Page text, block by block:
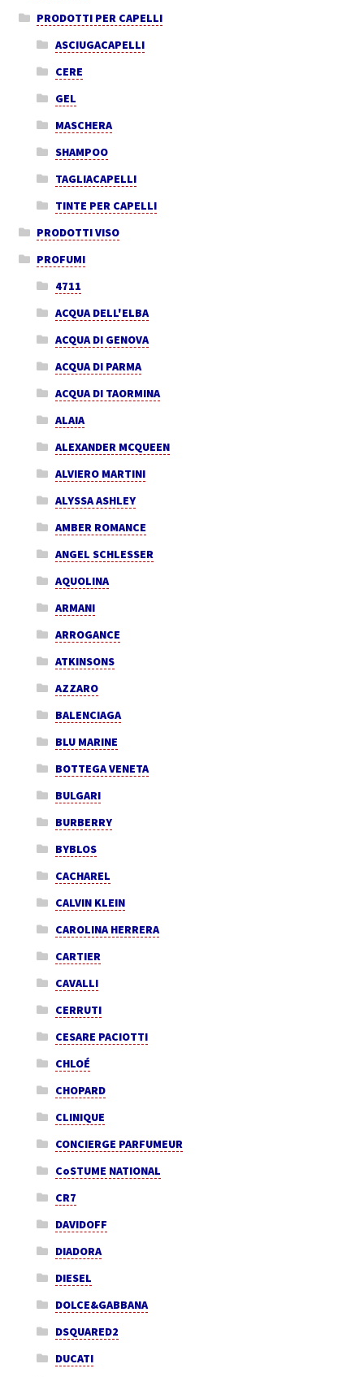
PRODOTTI PER CAPELLI
ASCIUGACAPELLI
CERE
GEL
MASCHERA
SHAMPOO
TAGLIACAPELLI
TINTE PER CAPELLI
PRODOTTI VISO
PROFUMI
4711
ACQUA DELL'ELBA
ACQUA DI GENOVA
ACQUA DI PARMA
ACQUA DI TAORMINA
ALAIA
ALEXANDER MCQUEEN
ALVIERO MARTINI
ALYSSA ASHLEY
AMBER ROMANCE
ANGEL SCHLESSER
AQUOLINA
ARMANI
ARROGANCE
ATKINSONS
AZZARO
BALENCIAGA
BLU MARINE
BOTTEGA VENETA
BULGARI
BURBERRY
BYBLOS
CACHAREL
CALVIN KLEIN
CAROLINA HERRERA
CARTIER
CAVALLI
CERRUTI
CESARE PACIOTTI
CHLOÉ
CHOPARD
CLINIQUE
CONCIERGE PARFUMEUR
CoSTUME NATIONAL
CR7
DAVIDOFF
DIADORA
DIESEL
DOLCE&GABBANA
DSQUARED2
DUCATI